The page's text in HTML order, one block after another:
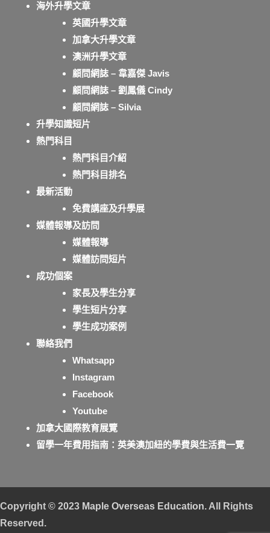
海外升學文章
英國升學文章
加拿大升學文章
澳洲升學文章
顧問網誌 – 韋嘉傑 Javis
顧問網誌 – 劉鳳儀 Cindy
顧問網誌 – Silvia
升學知識短片
熱門科目
熱門科目介紹
熱門科目排名
最新活動
免費講座及升學展
媒體報導及訪問
媒體報導
媒體訪問短片
成功個案
家長及學生分享
學生短片分享
學生成功案例
聯絡我們
Whatsapp
Instagram
Facebook
Youtube
加拿大國際教育展覽
留學一年費用指南：英美澳加紐的學費與生活費一覽
Copyright © 2023 Maple Overseas Education. All Rights
Reserved.